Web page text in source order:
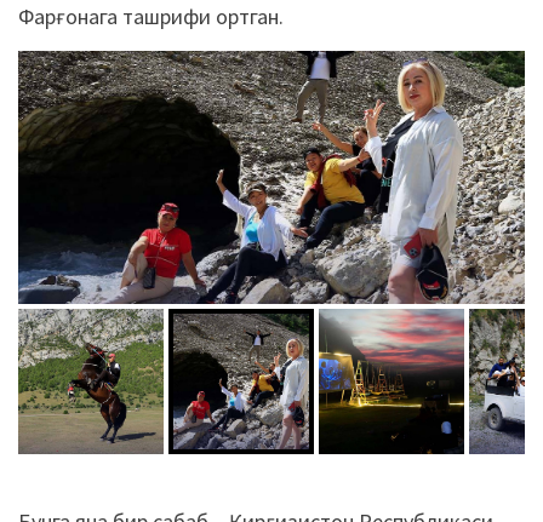
Фарғонага ташрифи ортган.